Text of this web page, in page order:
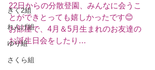
きく2組
れんげ組
ゆり組
さくら組
22日からの分散登園、みんなに会うこ
とができとっても嬉しかったです😊
お部屋で、4月＆5月生まれのお友達の
お誕生日会をしたり…